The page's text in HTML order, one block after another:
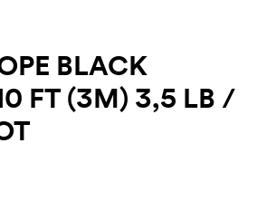
BLACK
FT (3M) 3,5 LB /